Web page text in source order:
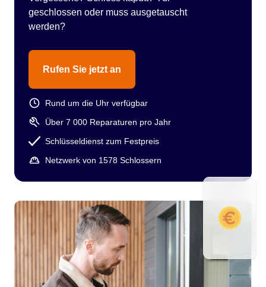
geschlossen oder muss ausgetauscht
werden?
Rufen Sie jetzt an
Rund um die Uhr verfügbar
Über 7 000 Reparaturen pro Jahr
Schlüsseldienst zum Festpreis
Netzwerk von 1578 Schlossern